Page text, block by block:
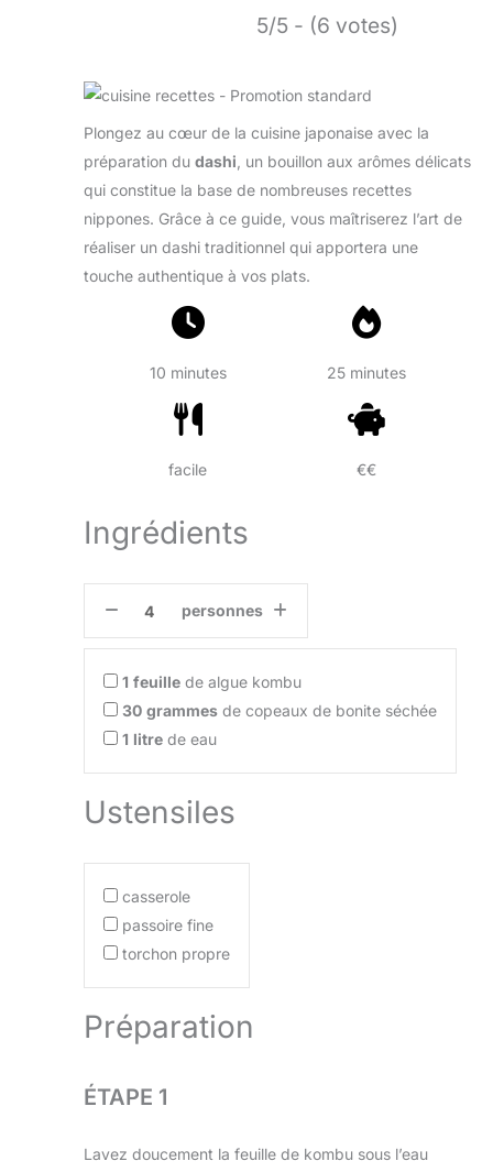
5/5 - (6 votes)
Plongez au cœur de la cuisine japonaise avec la
préparation du dashi , un bouillon aux arômes délicats
qui constitue la base de nombreuses recettes
nippones. Grâce à ce guide, vous maîtriserez l’art de
réaliser un dashi traditionnel qui apportera une
touche authentique à vos plats.
10 minutes 25 minutes
facile €€
Ingrédients
personnes
1 feuille de algue kombu
30 grammes de copeaux de bonite séchée
1 litre de eau
Ustensiles
casserole
passoire fine
torchon propre
Préparation
ÉTAPE 1
Lavez doucement la feuille de kombu sous l’eau